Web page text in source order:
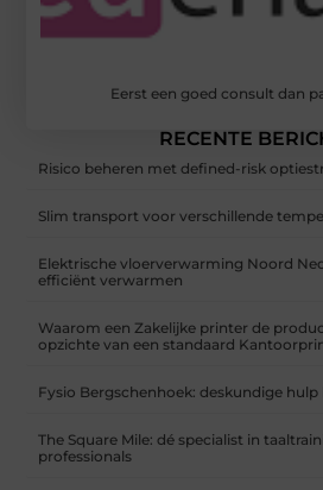
Eerst een goed consult dan
RECENTE
Risico beheren met defined-risk
Slim transport voor verschillende
Elektrische vloerverwarming Noord
efficiënt verwarmen
Waarom een Zakelijke printer de
opzichte van een standaard
Fysio Bergschenhoek: deskundige
The Square Mile: dé specialist in
professionals